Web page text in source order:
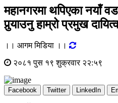
महानगरमा थपिएका नयॉं
पुर्‍याउनु हाम्रो प्रमुख
।। आगम मिडिया ।।
२०८१ पुस १९ शुक्रवार २२:५९
Facebook Twitter LinkedIn